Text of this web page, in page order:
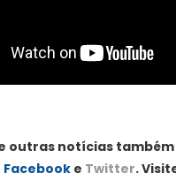
outras notícias também
Facebooke Twitter.